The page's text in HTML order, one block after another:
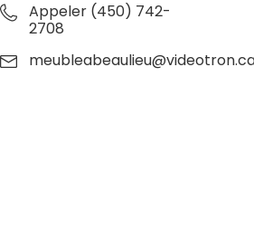
Appeler (450) 742-
2708